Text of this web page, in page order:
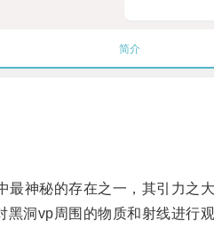
简介
神秘的存在之一，其引力之大
洞vp周围的物质和射线进行观